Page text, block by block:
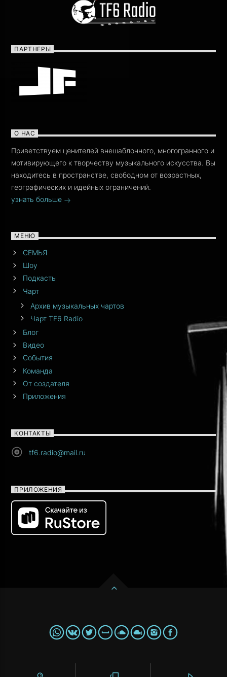
ПАРТНЕРЫ
О НАС
Приветствуем ценителей внешаблонного, многогранного и
мотивирующего к творчеству музыкального искусства. Вы
находитесь в пространстве, свободном от возрастных,
географических и идейных ограничений.
узнать больше
МЕНЮ
СЕМЬЯ
Шоу
Подкасты
Чарт
Архив музыкальных чартов
Чарт TF6 Radio
Блог
Видео
События
Команда
От создателя
Приложения
КОНТАКТЫ
tf6.radio@mail.ru
ПРИЛОЖЕНИЯ